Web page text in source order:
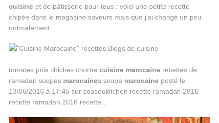
cuisineet de pâtisserie pour tous : voici une petite recette
chipée dans le magasine saveurs mais que j’ai changé un peu.
normalement...
tomates pois chiches chorba cuisine marocainerecettes de
ramadan soupes marocaines soupe marocaineposté le
13/06/2016 à 17:45 sur sousoukitchen recette ramadan 2016
recette ramadan 2016 recette...